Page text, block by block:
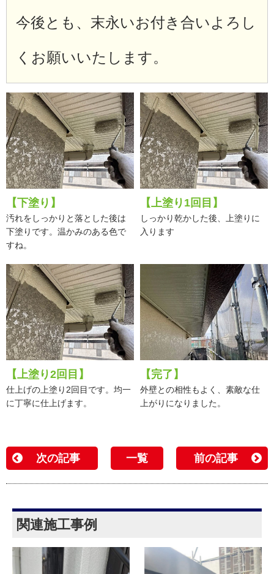
今後とも、末永いお付き合いよろし
くお願いいたします。
【下塗り】
汚れをしっかりと落とした後は
下塗りです。温かみのある色で
すね。
【上塗り1回目】
しっかり乾かした後、上塗りに
入ります
【上塗り2回目】
仕上げの上塗り2回目です。均一
に丁寧に仕上げます。
【完了】
外壁との相性もよく、素敵な仕
上がりになりました。
次の記事 一覧 前の記事
関連施工事例